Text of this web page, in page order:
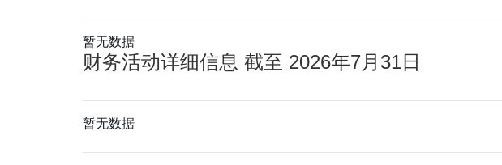
暂无数据
财务活动详细信息 截至 2026年7月31日
暂无数据